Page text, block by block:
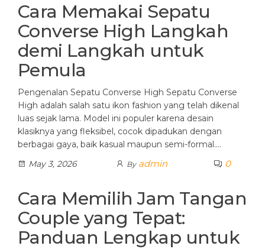
Cara Memakai Sepatu
Converse High Langkah
demi Langkah untuk
Pemula
Pengenalan Sepatu Converse High Sepatu Converse
High adalah salah satu ikon fashion yang telah dikenal
luas sejak lama. Model ini populer karena desain
klasiknya yang fleksibel, cocok dipadukan dengan
berbagai gaya, baik kasual maupun semi-formal.…
May 3, 2026
By admin 0
Cara Memilih Jam Tangan
Couple yang Tepat:
Panduan Lengkap untuk